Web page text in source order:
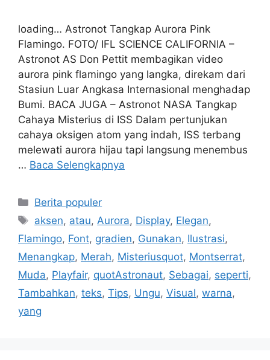
loading… Astronot Tangkap Aurora Pink
Flamingo. FOTO/ IFL SCIENCE CALIFORNIA –
Astronot AS Don Pettit membagikan video
aurora pink flamingo yang langka, direkam dari
Stasiun Luar Angkasa Internasional menghadap
Bumi. BACA JUGA – Astronot NASA Tangkap
Cahaya Misterius di ISS Dalam pertunjukan
cahaya oksigen atom yang indah, ISS terbang
melewati aurora hijau tapi langsung menembus
… Baca Selengkapnya
Kategori
Berita populer
Tag
aksen, atau, Aurora, Display, Elegan,
Flamingo, Font, gradien, Gunakan, Ilustrasi,
Menangkap, Merah, Misteriusquot, Montserrat,
Muda, Playfair, quotAstronaut, Sebagai, seperti,
Tambahkan, teks, Tips, Ungu, Visual, warna,
yang